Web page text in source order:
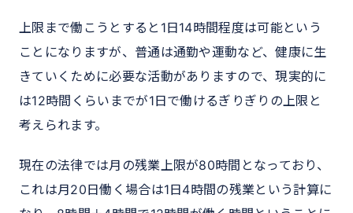
上限まで働こうとすると1日14時間程度は可能という
ことになりますが、普通は通勤や運動など、健康に生
きていくために必要な活動がありますので、現実的に
は12時間くらいまでが1日で働けるぎりぎりの上限と
考えられます。
現在の法律では月の残業上限が80時間となっており、
これは月20日働く場合は1日4時間の残業という計算に